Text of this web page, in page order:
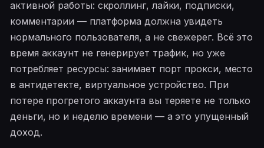
активной работы: скроллинг, лайки, подписки,
комментарии — платформа должна увидеть
нормального пользователя, а не свежерег. Всё это
время аккаунт не генерирует трафик, но уже
потребляет ресурсы: занимает порт прокси, место
в антидетекте, виртуальное устройство. При
потере прогретого аккаунта вы теряете не только
деньги, но и неделю времени — а это упущенный
доход.